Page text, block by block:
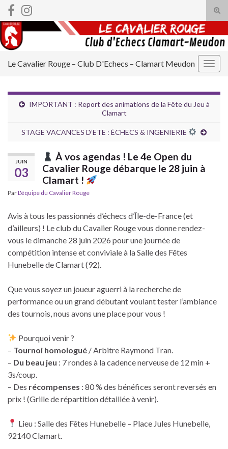
Search for:
Le Cavalier Rouge – Club D'Echecs – Clamart Meudon
IMPORTANT : Report des animations de la Fête du Jeu à
Clamart
STAGE VACANCES D’ETE : ÉCHECS & INGENIERIE
JUIN
03
À vos agendas ! Le 4e Open du
Cavalier Rouge débarque le 28 juin à
Clamart !
ParL'équipe du Cavalier Rouge
Avis à tous les passionnés d’échecs d’Île-de-France (et
d’ailleurs) ! Le club du Cavalier Rouge vous donne rendez-
vous le dimanche 28 juin 2026 pour une journée de
compétition intense et conviviale à la Salle des Fêtes
Hunebelle de Clamart (92).
Que vous soyez un joueur aguerri à la recherche de
performance ou un grand débutant voulant tester l’ambiance
des tournois, nous avons une place pour vous !
Pourquoi venir ?
– Tournoi homologué / Arbitre Raymond Tran.
– Du beau jeu : 7 rondes à la cadence nerveuse de 12 min +
3s/coup.
– Des récompenses : 80 % des bénéfices seront reversés en
prix ! (Grille de répartition détaillée à venir).
Lieu : Salle des Fêtes Hunebelle – Place Jules Hunebelle,
92140 Clamart.